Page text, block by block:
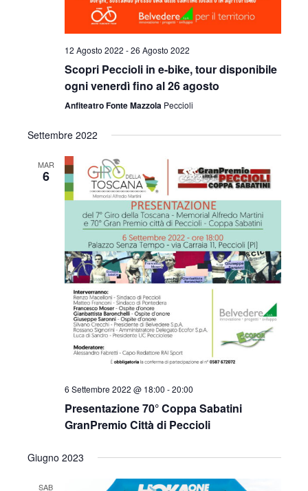
12 Agosto 2022 -26 Agosto 2022
Scopri Peccioli in e-bike, tour disponibile
ogni venerdì fino al 26 agosto
Anfiteatro Fonte Mazzola Peccioli
Settembre 2022
MAR
6
6 Settembre 2022 @ 18:00 -20:00
Presentazione 70° Coppa Sabatini
GranPremio Città di Peccioli
Giugno 2023
SAB